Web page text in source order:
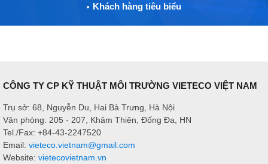
Khách hàng tiêu biểu
CÔNG TY CP KỸ THUẬT MÔI TRƯỜNG VIETECO VIỆT NAM
Trụ sở: 68, Nguyễn Du, Hai Bà Trưng, Hà Nội
Văn phòng: 205 - 207, Khâm Thiên, Đống Đa, HN
Tel./Fax: +84-43-2247520
Email: vieteco.vietnam@gmail.com
Website: vietecovietnam.vn